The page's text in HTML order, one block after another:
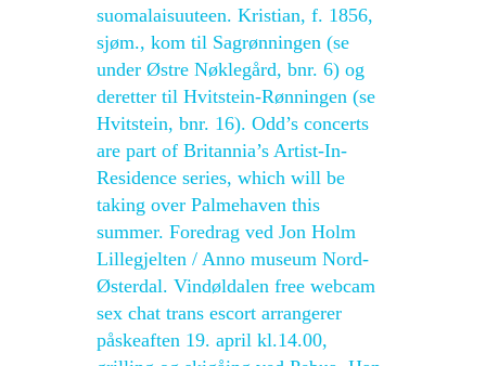
suomalaisuuteen. Kristian, f. 1856,
sjøm., kom til Sagrønningen (se
under Østre Nøklegård, bnr. 6) og
deretter til Hvitstein-Rønningen (se
Hvitstein, bnr. 16). Odd’s concerts
are part of Britannia’s Artist-In-
Residence series, which will be
taking over Palmehaven this
summer. Foredrag ved Jon Holm
Lillegjelten / Anno museum Nord-
Østerdal. Vindøldalen free webcam
sex chat trans escort arrangerer
påskeaften 19. april kl.14.00,